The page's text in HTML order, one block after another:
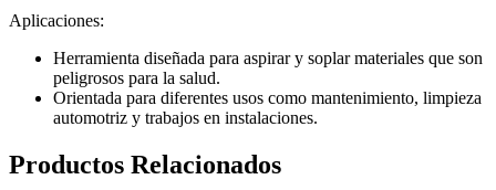
Aplicaciones:
Herramienta diseñada para aspirar y soplar materiales que son
peligrosos para la salud.
Orientada para diferentes usos como mantenimiento, limpieza
automotriz y trabajos en instalaciones.
Productos Relacionados